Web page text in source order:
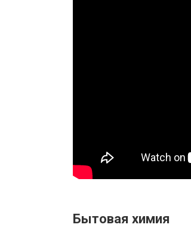
Бытовая химия